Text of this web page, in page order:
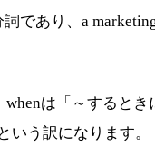
であり、a
whenは「～すると
いう訳になります。